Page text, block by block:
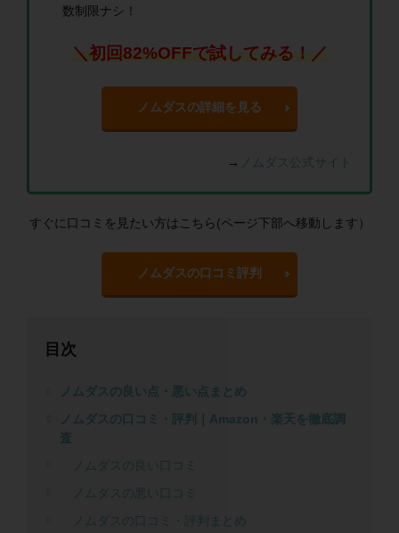
数制限ナシ！
＼初回82%OFFで試してみる！／
ノムダスの詳細を見る
→ ノムダス公式サイト
すぐに口コミを見たい方はこちら(ページ下部へ移動します）
ノムダスの口コミ評判
目次
ノムダスの良い点・悪い点まとめ
ノムダスの口コミ・評判｜Amazon・楽天を徹底調
査
ノムダスの良い口コミ
ノムダスの悪い口コミ
ノムダスの口コミ・評判まとめ